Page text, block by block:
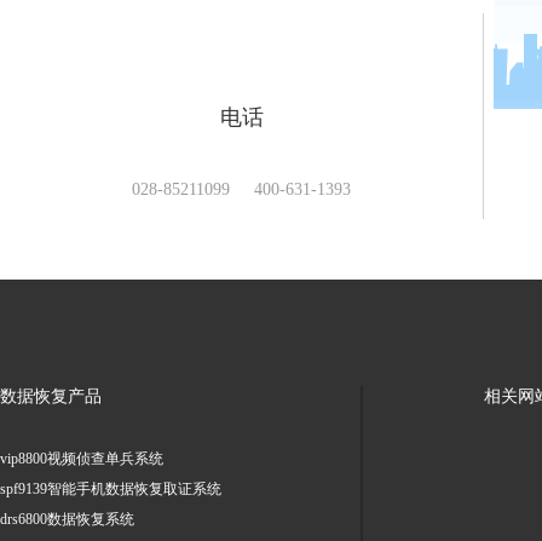
电话
028-85211099 400-631-1393
数据恢复产品
vip8800视频侦查单兵系统
spf9139智能手机数据恢复取证系统
drs6800数据恢复系统
相关网